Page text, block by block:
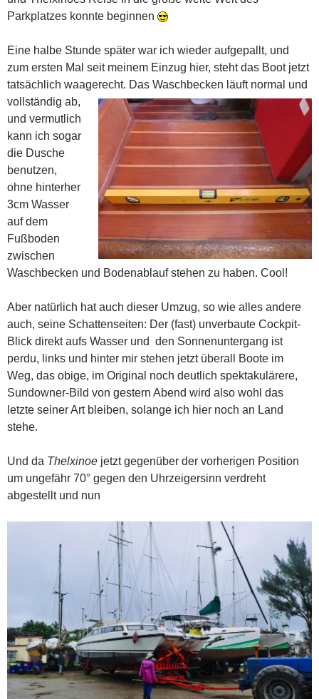
Parkplatzes konnte beginnen
Eine halbe Stunde später war ich wieder aufgepallt, und
zum ersten Mal seit meinem Einzug hier, steht das Boot jetzt
tatsächlich waagerecht. Das Waschbecken läuft normal und
vollständig ab,
und vermutlich
kann ich sogar
die Dusche
benutzen,
ohne hinterher
3cm Wasser
auf dem
Fußboden
zwischen
Waschbecken und Bodenablauf stehen zu haben. Cool!
Aber natürlich hat auch dieser Umzug, so wie alles andere
auch, seine Schattenseiten: Der (fast) unverbaute Cockpit-
Blick direkt aufs Wasser und den Sonnenuntergang ist
perdu, links und hinter mir stehen jetzt überall Boote im
Weg, das obige, im Original noch deutlich spektakulärere,
Sundowner-Bild von gestern Abend wird also wohl das
letzte seiner Art bleiben, solange ich hier noch an Land
stehe.
Und da Thelxinoe jetzt gegenüber der vorherigen Position
um ungefähr 70° gegen den Uhrzeigersinn verdreht
abgestellt und nun